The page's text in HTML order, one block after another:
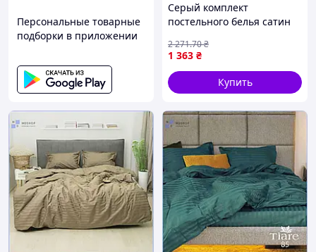
Персональные товарные
подборки в приложении
Серый комплект
постельного белья сатин
полуторный набор для
спальни 143x210 см
МШоп1
1 363 ₴
2 271.70₴
Купить